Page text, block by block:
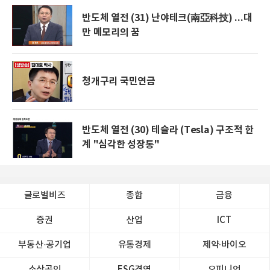
반도체 열전 (31) 난야테크(南亞科技) ...대
만 메모리의 꿈
청개구리 국민연금
반도체 열전 (30) 테슬라 (Tesla) 구조적 한
계 "심각한 성장통"
글로벌비즈 종합 금융
증권 산업 ICT
부동산·공기업 유통경제 제약∙바이오